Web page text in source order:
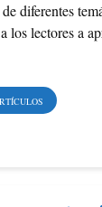
diferentes
los lectores a